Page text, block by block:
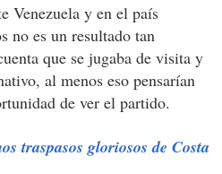
Venezuela y en el país
no es un resultado tan
que se jugaba de visita y
al menos eso pensarían
de ver el partido.
traspasos gloriosos de Costa